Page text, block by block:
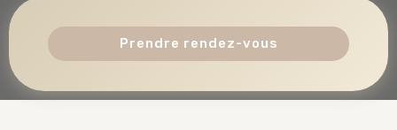
Prendre rendez-vous